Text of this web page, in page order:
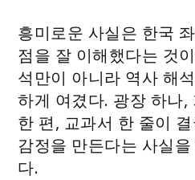
흥미로운 사실은 한국
점을 잘 이해했다는 것
석만이 아니라 역사 해
하게 여겼다. 광장 하나,
한 편, 교과서 한 줄이
감정을 만든다는 사실
다.